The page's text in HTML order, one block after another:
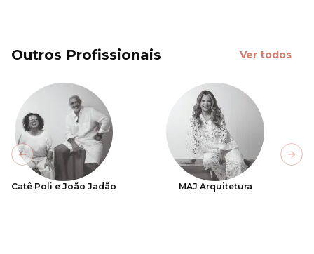
Outros Profissionais Ver todos
Catê Poli e João Jadão MAJ Arquitetura
Previous slide